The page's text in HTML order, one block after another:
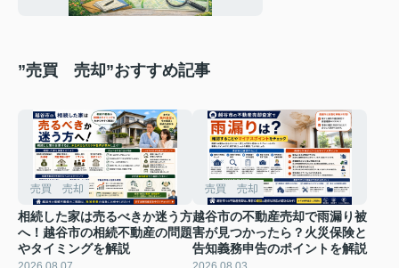
”売買 売却”おすすめ記事
売買 売却
相続した家は売るべきか迷う方
へ！越谷市の相続不動産の問題
やタイミングを解説
売買 売却
越谷市の不動産売却で雨漏り被
害が見つかったら？火災保険と
告知義務申告のポイントを解説